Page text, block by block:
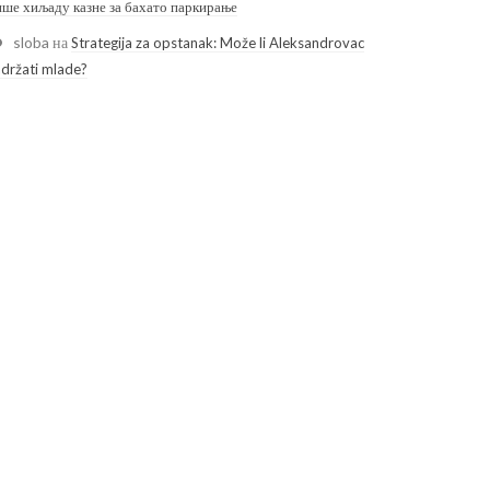
хиљаду казне за бахато паркирање
sloba наStrategija za opstanak: Može li Aleksandrovac
mlade?